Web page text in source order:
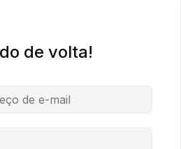
de volta!